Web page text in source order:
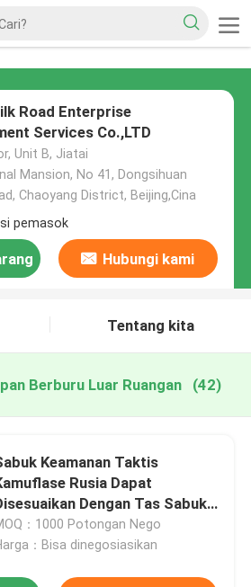
Road Enterprise
Services Co.,LTD
Unit B, Jiatai
Mansion, No 41, Dongsihuan
Chaoyang District, Beijing,Cina
pemasok
Hubungi kami
Tentang kita
Berburu Luar Ruangan (42)
Keamanan Taktis
Rusia Dapat
Dengan Tas Sabuk
Taktis Militer
：1000 Potongan Nego
：Bisa dinegosiasikan